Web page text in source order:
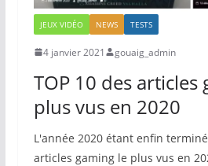
JEUX VIDÉO NEWS TESTS
4 janvier 2021 gouaig_admin
TOP 10 des articles
plus vus en 2020
L'année 2020 étant enfin
articles gaming le plus vus en